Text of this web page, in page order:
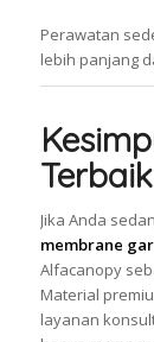
Perawatan
lebih panjang
Jika Anda
membrane
Alfacanopy
Material
layanan